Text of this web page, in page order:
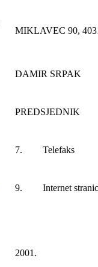
MIKLAVEC 90,
DAMIR SRPAK
PREDSJEDNIK
7. Telefaks
9. Internet
2001.